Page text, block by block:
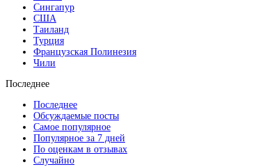
Сингапур
США
Таиланд
Турция
Французская Полинезия
Чили
Последнее
Последнее
Обсуждаемые посты
Самое популярное
Популярное за 7 дней
По оценкам в отзывах
Случайно